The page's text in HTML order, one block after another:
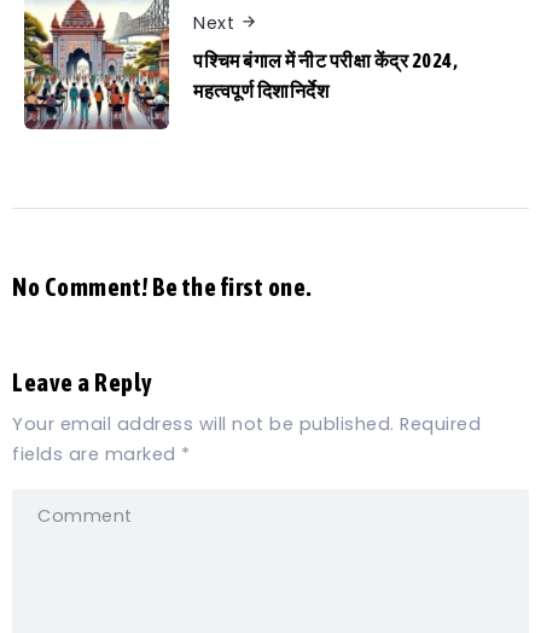
Next
पश्चिम बंगाल में नीट परीक्षा केंद्र 2024,
महत्वपूर्ण दिशानिर्देश
No Comment! Be the first one.
Leave a Reply
Your email address will not be published. Required
fields are marked *